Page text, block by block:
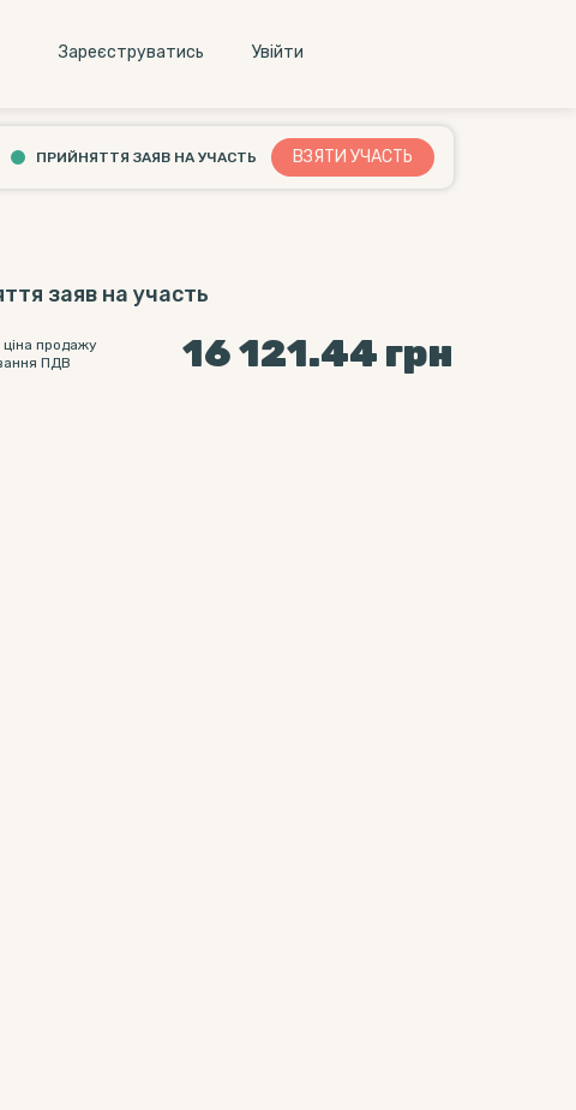
Зареєструватись Увiйти
ПРИЙНЯТТЯ ЗАЯВ НА УЧАСТЬ ВЗЯТИ УЧАCТЬ
заяв на участь
продажу
ПДВ
16 121.44 грн